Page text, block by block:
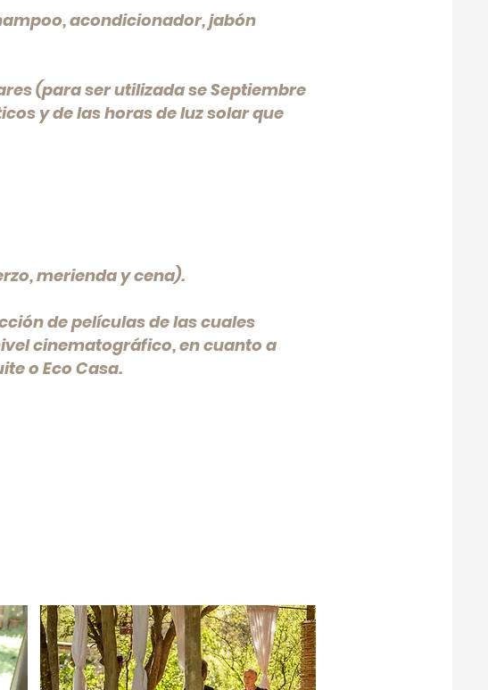
acondicionador, jabón
(para ser utilizada se Septiembre
y de las horas de luz solar que
merienda y cena).
de películas de las cuales
cinematográfico, en cuanto a
o Eco Casa.